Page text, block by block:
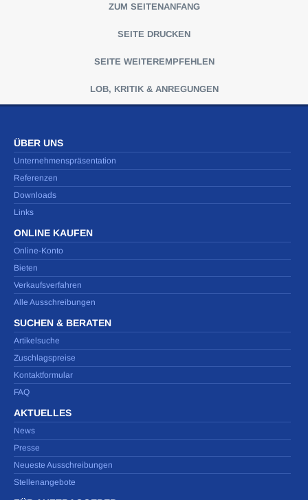
ZUM SEITENANFANG
SEITE DRUCKEN
SEITE WEITEREMPFEHLEN
LOB, KRITIK & ANREGUNGEN
ÜBER UNS
Unternehmenspräsentation
Referenzen
Downloads
Links
ONLINE KAUFEN
Online-Konto
Bieten
Verkaufsverfahren
Alle Ausschreibungen
SUCHEN & BERATEN
Artikelsuche
Zuschlagspreise
Kontaktformular
FAQ
AKTUELLES
News
Presse
Neueste Ausschreibungen
Stellenangebote